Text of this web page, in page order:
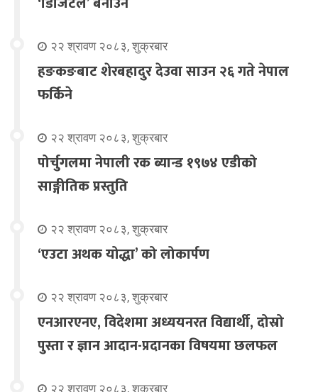
२२ श्रावण २०८३, शुक्रबार
हङकङबाट शेरबहादुर देउवा साउन २६ गते नेपाल
फर्किने
२२ श्रावण २०८३, शुक्रबार
पोर्चुगलमा नेपाली रक ब्यान्ड १९७४ एडीको
साङ्गीतिक प्रस्तुति
२२ श्रावण २०८३, शुक्रबार
‘एउटा अथक योद्धा’ को लोकार्पण
२२ श्रावण २०८३, शुक्रबार
एनआरएनए, विदेशमा अध्ययनरत विद्यार्थी, दोस्रो
पुस्ता र ज्ञान आदान-प्रदानका विषयमा छलफल
२२ श्रावण २०८३, शुक्रबार